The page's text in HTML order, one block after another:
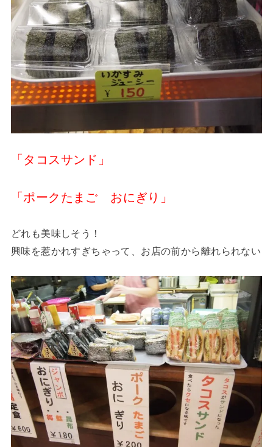
「タコスサンド」
「ポークたまご おにぎり」
どれも美味しそう！
興味を惹かれすぎちゃって、お店の前から離れられない